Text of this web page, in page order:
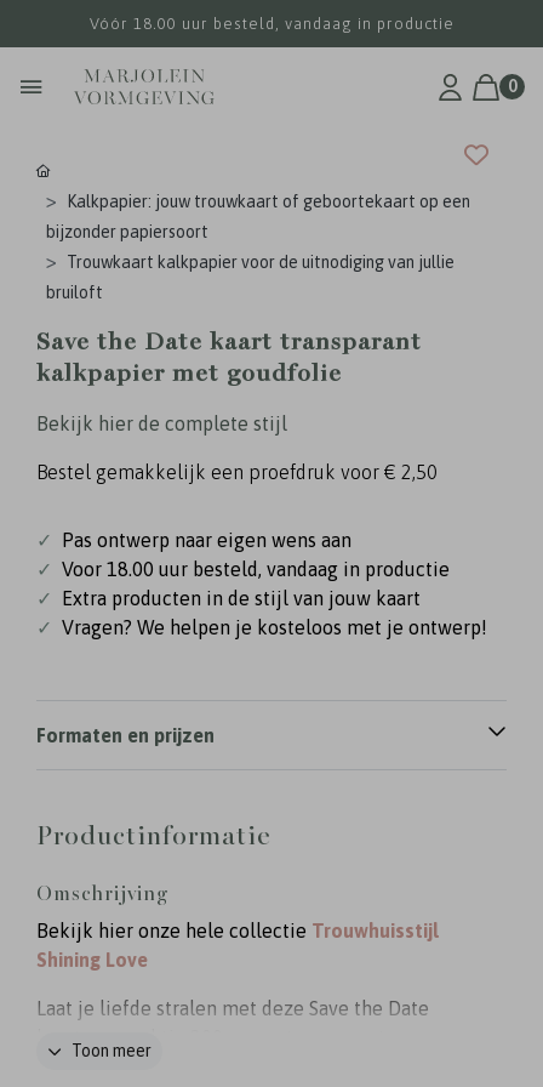
Vóór 18.00 uur besteld, vandaag in productie
0
Kalkpapier: jouw trouwkaart of geboortekaart op een
bijzonder papiersoort
Trouwkaart kalkpapier voor de uitnodiging van jullie
bruiloft
Save the Date kaart transparant
kalkpapier met goudfolie
Bekijk hier de complete stijl
Bestel gemakkelijk een proefdruk voor € 2,50
✓
Pas ontwerp naar eigen wens aan
✓ Voor 18.00 uur besteld, vandaag in productie
✓
Extra producten in de stijl van jouw kaart
✓ Vragen? We helpen je kosteloos met je ontwerp!
Formaten en prijzen
Productinformatie
Omschrijving
Bekijk hier onze hele collectie Trouwhuisstijl
Shining Love
Laat je liefde stralen met deze Save the Date
Toon meer